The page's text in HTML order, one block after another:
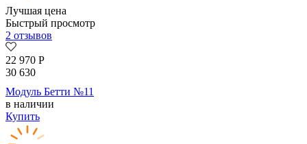
Лучшая цена
Быстрый просмотр
2 отзывов
22 970 Р
30 630
Модуль Бетти №11
в наличии
Купить